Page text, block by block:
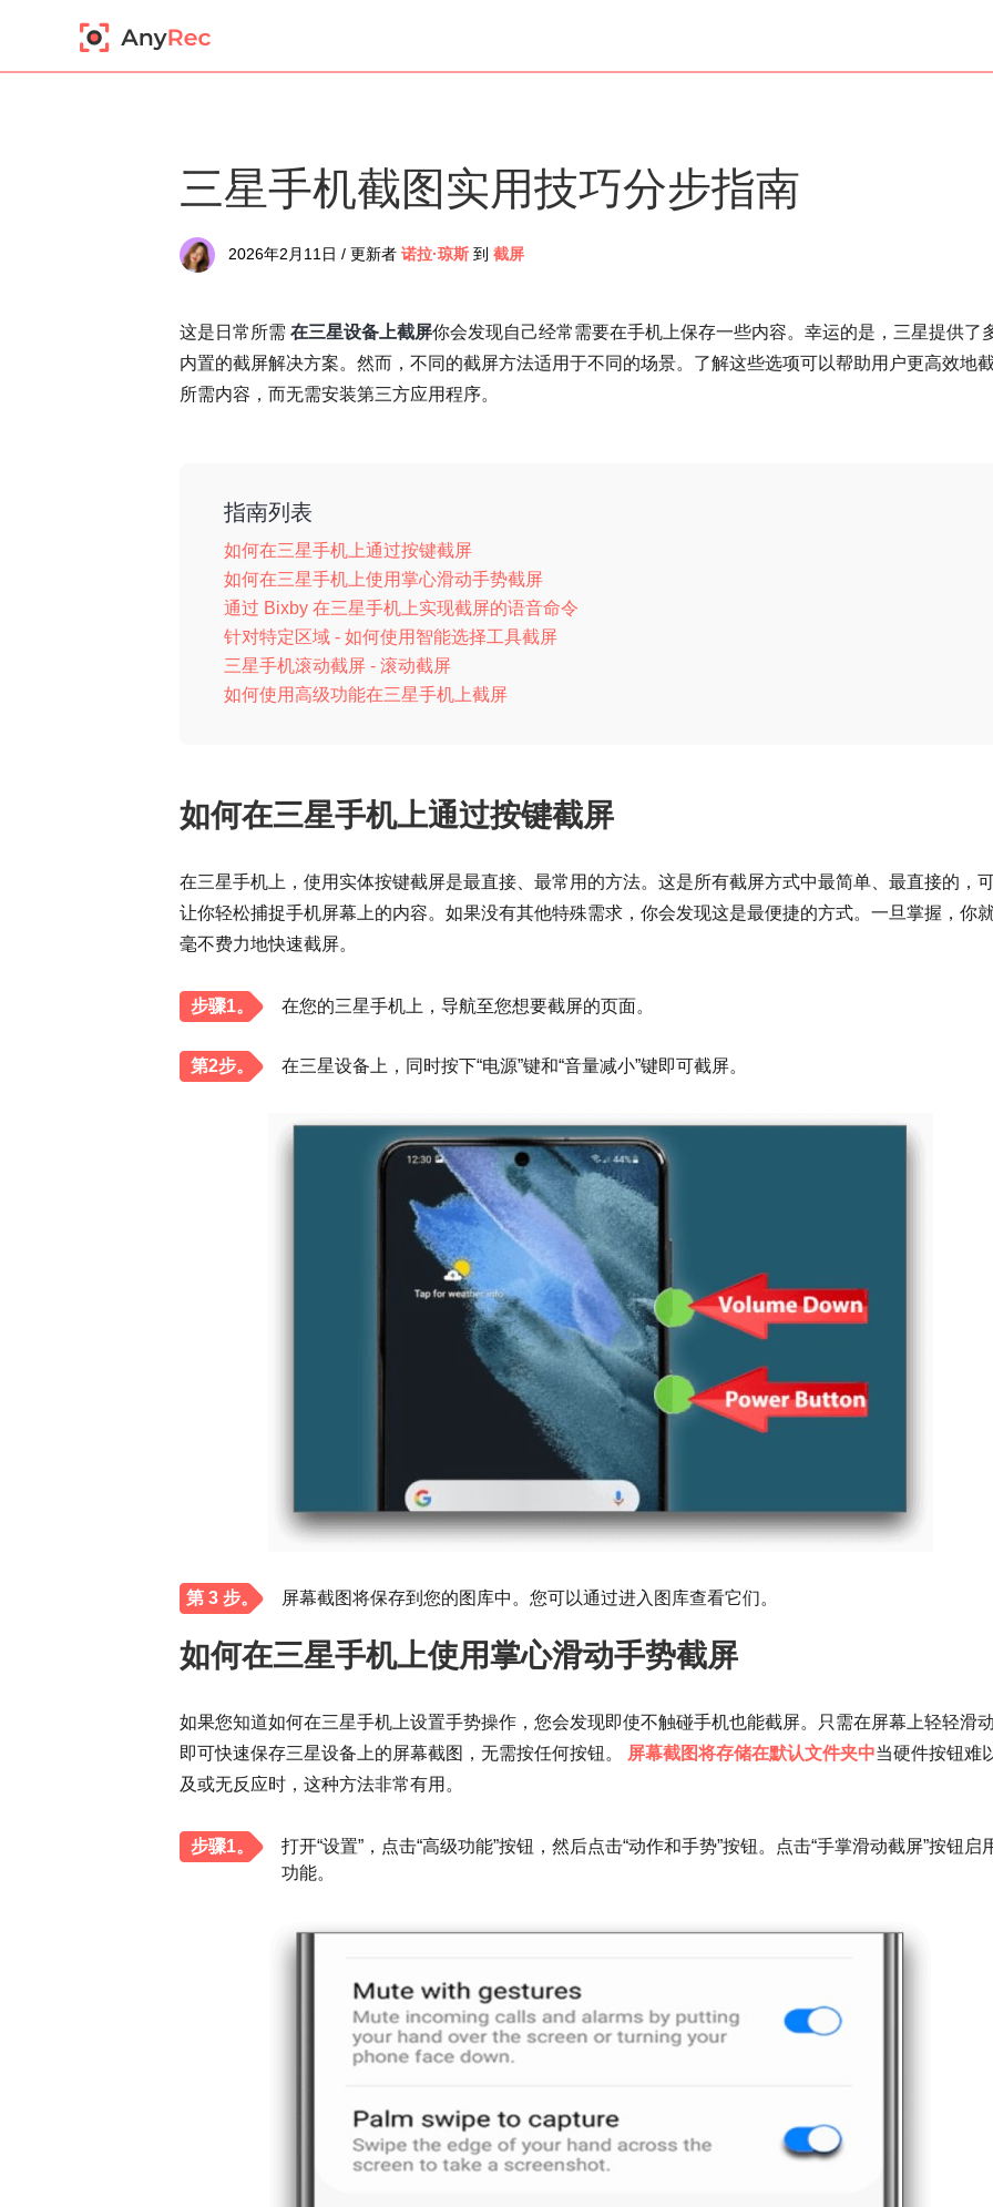
三星手机截图实用技巧分步指南
2026年2月11日 / 更新者 诺拉·琼斯 到 截屏
这是日常所需 在三星设备上截屏你会发现自己经常需要在手机上保存一些内容。幸运的是，三星提供了
内置的截屏解决方案。然而，不同的截屏方法适用于不同的场景。了解这些选项可以帮助用户更高效地
所需内容，而无需安装第三方应用程序。
指南列表
如何在三星手机上通过按键截屏
如何在三星手机上使用掌心滑动手势截屏
通过 Bixby 在三星手机上实现截屏的语音命令
针对特定区域 - 如何使用智能选择工具截屏
三星手机滚动截屏 - 滚动截屏
如何使用高级功能在三星手机上截屏
如何在三星手机上通过按键截屏
在三星手机上，使用实体按键截屏是最直接、最常用的方法。这是所有截屏方式中最简单、最直接的，
让你轻松捕捉手机屏幕上的内容。如果没有其他特殊需求，你会发现这是最便捷的方式。一旦掌握，你
毫不费力地快速截屏。
步骤1。 在您的三星手机上，导航至您想要截屏的页面。
第2步。 在三星设备上，同时按下“电源”键和“音量减小”键即可截屏。
第 3 步。 屏幕截图将保存到您的图库中。您可以通过进入图库查看它们。
如何在三星手机上使用掌心滑动手势截屏
如果您知道如何在三星手机上设置手势操作，您会发现即使不触碰手机也能截屏。只需在屏幕上轻轻滑动
即可快速保存三星设备上的屏幕截图，无需按任何按钮。
屏幕截图将存储在默认文件夹中当硬件按钮难
及或无反应时，这种方法非常有用。
步骤1。
打开“设置”，点击“高级功能”按钮，然后点击“动作和手势”按钮。点击“手掌滑动截屏”按钮启
功能。